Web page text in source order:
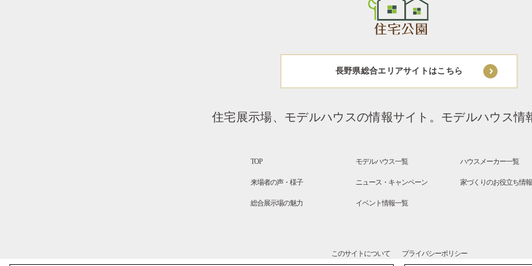
長野県総合エリアサイトはこちら
住宅展示場、モデルハウスの情報サイト。 モデルハウス情
TOP モデルハウス一覧 ハウスメーカー一覧
来場者の声・様子 ニュース・キャンペーン 家づくりのお役立ち情報
総合展示場の魅力 イベント情報一覧
このサイトについて プライバシーポリシー